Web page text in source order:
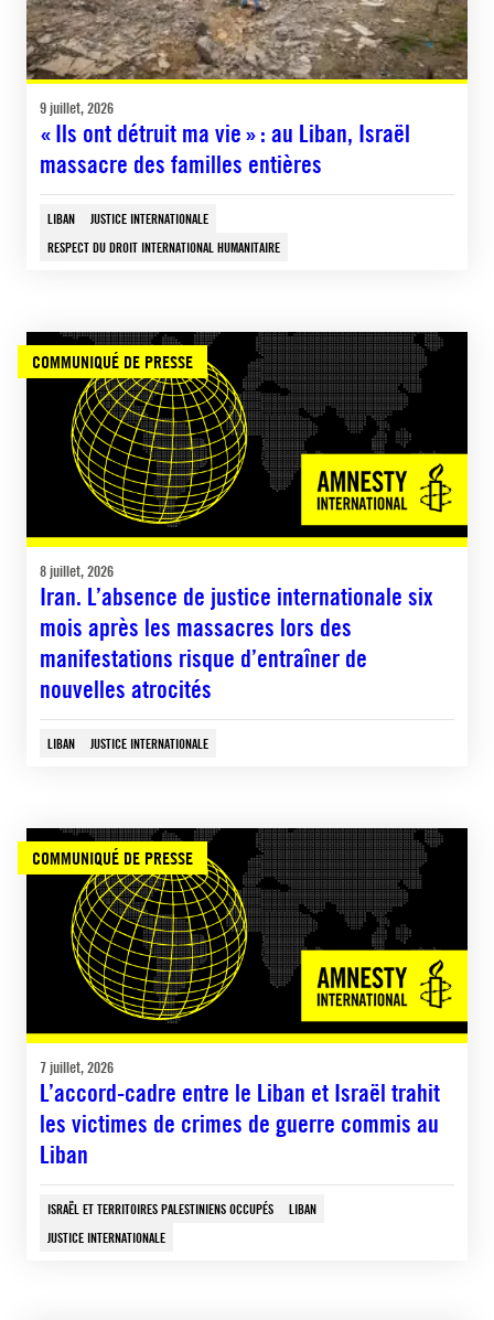
9 juillet, 2026
« Ils ont détruit ma vie » : au Liban, Israël
massacre des familles entières
LIBAN
JUSTICE INTERNATIONALE
RESPECT DU DROIT INTERNATIONAL HUMANITAIRE
COMMUNIQUÉ DE PRESSE
8 juillet, 2026
Iran. L’absence de justice internationale six
mois après les massacres lors des
manifestations risque d’entraîner de
nouvelles atrocités
LIBAN JUSTICE INTERNATIONALE
COMMUNIQUÉ DE PRESSE
7 juillet, 2026
L’accord-cadre entre le Liban et Israël trahit
les victimes de crimes de guerre commis au
Liban
ISRAËL ET TERRITOIRES PALESTINIENS OCCUPÉS
LIBAN
JUSTICE INTERNATIONALE